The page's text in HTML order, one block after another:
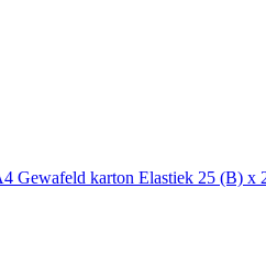
Gewafeld karton Elastiek 25 (B)